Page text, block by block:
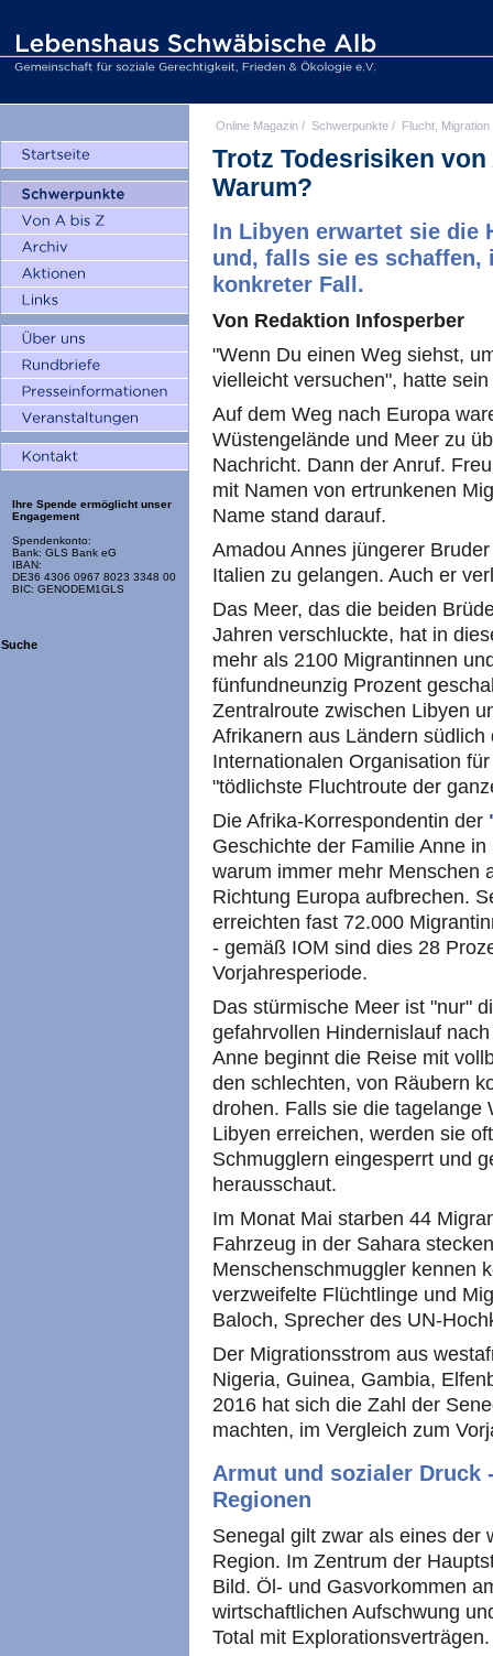
Ihre Spende ermöglicht unser
Engagement
Spendenkonto:
Bank: GLS Bank eG
IBAN:
DE36 4306 0967 8023 3348 00
BIC: GENODEM1GLS
Suche
Online Magazin / Schwerpunkte / Flucht, Migration
Trotz Todesrisiken
Warum?
In Libyen erwartet sie die
und, falls sie es schaffen,
konkreter Fall.
Von Redaktion Infosperber
"Wenn Du einen Weg siehst,
vielleicht versuchen", hatte
Auf dem Weg nach Europa
Wüstengelände und Meer zu
Nachricht. Dann der Anruf.
mit Namen von ertrunkenen
Name stand darauf.
Amadou Annes jüngerer
Italien zu gelangen. Auch er
Das Meer, das die beiden
Jahren verschluckte, hat in
mehr als 2100 Migrantinnen
fünfundneunzig Prozent
Zentralroute zwischen Libyen
Afrikanern aus Ländern
Internationalen Organisation
"tödlichste Fluchtroute der
Die Afrika-Korrespondentin der
Geschichte der Familie Anne
warum immer mehr Menschen
Richtung Europa aufbrechen.
erreichten fast 72.000
- gemäß IOM sind dies 28
Vorjahresperiode.
Das stürmische Meer ist "nur"
gefahrvollen Hindernislauf
Anne beginnt die Reise mit
den schlechten, von Räubern
drohen. Falls sie die tagelange
Libyen erreichen, werden sie
Schmugglern eingesperrt und
herausschaut.
Im Monat Mai starben 44
Fahrzeug in der Sahara
Menschenschmuggler kennen
verzweifelte Flüchtlinge und
Baloch, Sprecher des UN-
Der Migrationsstrom aus
Nigeria, Guinea, Gambia,
2016 hat sich die Zahl der
machten, im Vergleich zum
Armut und sozialer Druck
Regionen
Senegal gilt zwar als eines der
Region. Im Zentrum der
Bild. Öl- und Gasvorkommen
wirtschaftlichen Aufschwung
Total mit Explorationsverträgen.